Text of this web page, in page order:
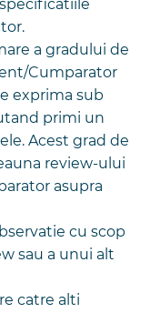
a gradului de
Cumparator
exprima sub
primi un
Acest grad de
review-ului
asupra
cu scop
sau a unui alt
catre alti